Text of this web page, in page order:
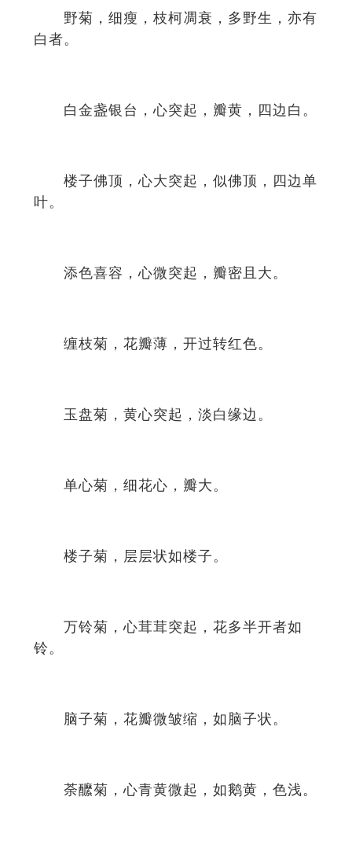
野菊，细瘦，枝柯凋衰，多野生，亦有
白者。
白金盏银台，心突起，瓣黄，四边白。
楼子佛顶，心大突起，似佛顶，四边单
叶。
添色喜容，心微突起，瓣密且大。
缠枝菊，花瓣薄，开过转红色。
玉盘菊，黄心突起，淡白缘边。
单心菊，细花心，瓣大。
楼子菊，层层状如楼子。
万铃菊，心茸茸突起，花多半开者如
铃。
脑子菊，花瓣微皱缩，如脑子状。
荼醿菊，心青黄微起，如鹅黄，色浅。